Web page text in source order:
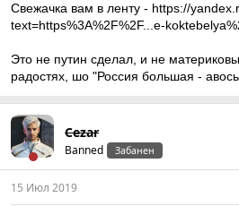
Свежачка вам в ленту - https://
text=https%3A%2F%2F...e-
Это не путин сделал, и не
радостях, шо "Россия большая -
Cezar
Banned Забанен
15 Июл 2019